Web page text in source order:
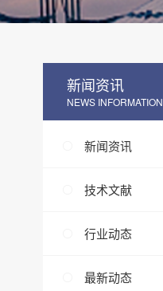
新闻资讯
NEWS INFORMATION
新闻资讯
技术文献
行业动态
最新动态